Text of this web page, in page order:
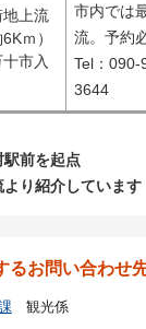
地上流
6Kｍ）
市入
市内では
流。予約
Tel：090-
3644
前を起点
り紹介しています
るお問い合わせ
観光係